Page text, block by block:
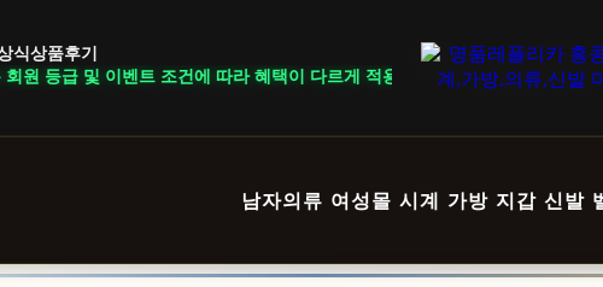
식상품후기
조건에 따라 혜택이 다르게 적용됩니다. ｜ DELIVERY NOTICE · 지역
남자의류 여성몰 시계 가방 지갑 신발